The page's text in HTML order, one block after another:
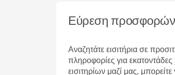
Εύρεση προσφορών
Αναζητάτε εισιτήρια σε
πληροφορίες για
εισιτηρίων μαζί μας,